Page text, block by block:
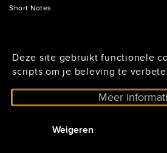
Deze site gebruikt functionele
scripts om je beleving te
Meer
Weigeren
Short Notes
1075 HH Amsterdam
020 - 6234296
Nieuwsbrief@auteursbond.nl